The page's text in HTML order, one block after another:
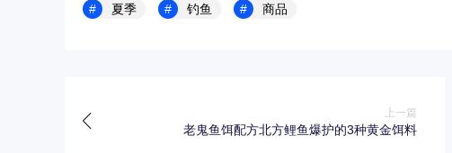
夏季 钓鱼 商品
上一篇
老鬼鱼饵配方北方鲤鱼爆护的3种黄金饵料